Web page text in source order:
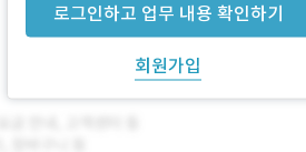
로그인하고 업무 내용 확인하기
회원가입